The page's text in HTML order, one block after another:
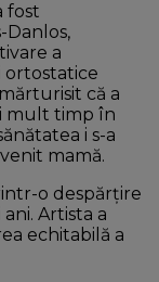
fost
Danlos,
a
ortostatice
că a
mult timp în
i s-a
mamă.
o despărțire
Artista a
echitabilă a